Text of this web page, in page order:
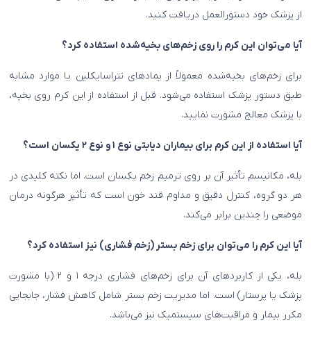
از پزشک خود دستورالعمل دریافت کنید.
آیا می‌توان این کرم را روی زخم‌های بخیه‌شده استفاده کرد؟
برای زخم‌های بخیه‌شده معمولاً از پمادهای تتراسایکلین یا موارد مشابه
طبق دستور پزشک استفاده می‌شود. قبل از استفاده از این کرم روی بخیه،
با پزشک معالج مشورت نمایید.
آیا استفاده از این کرم برای بیماران دیابتی نوع ۱ و نوع ۲ یکسان است؟
بله، مکانیسم تأثیر آن بر روی ترمیم زخم یکسان است. اما نکته کلیدی در
هر دو گروه، کنترل دقیق و مداوم قند خون است که تأثیر هرگونه درمان
موضعی را چندین برابر می‌کند.
آیا این کرم را می‌توان برای زخم بستر (زخم فشاری) نیز استفاده کرد؟
بله، یکی از کاربردهای آن برای زخم‌های فشاری درجه ۱ و ۲ (با مشورت
پزشک یا پرستار) است. اما مدیریت زخم بستر شامل کاهش فشار، جابجایی
مکرر بیمار و مراقبت‌های سیستمیک نیز می‌باشد.